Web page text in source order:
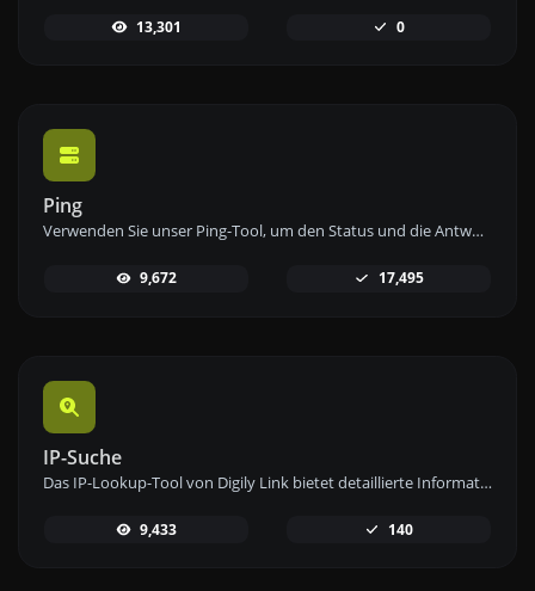
13,301 0
Ping
Verwenden Sie unser Ping-Tool, um den Status und die Antwortzeit einer beliebigen Website, eines Servers oder Ports schnell und effizient zu überprüfen.
9,672 17,495
IP-Suche
Das IP-Lookup-Tool von Digily Link bietet detaillierte Informationen zu jeder IP-Adresse. Nutzen Sie diesen kostenlosen Online-Dienst, um umfassende IP-Daten zu erhalten.
9,433 140